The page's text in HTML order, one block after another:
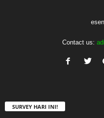
Contact us:
SURVEY HARI INI!